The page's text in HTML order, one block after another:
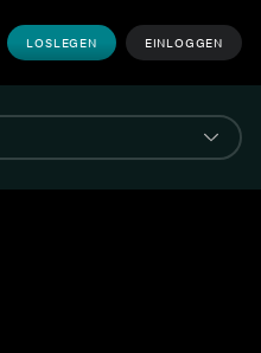
LOSLEGEN EINLOGGEN